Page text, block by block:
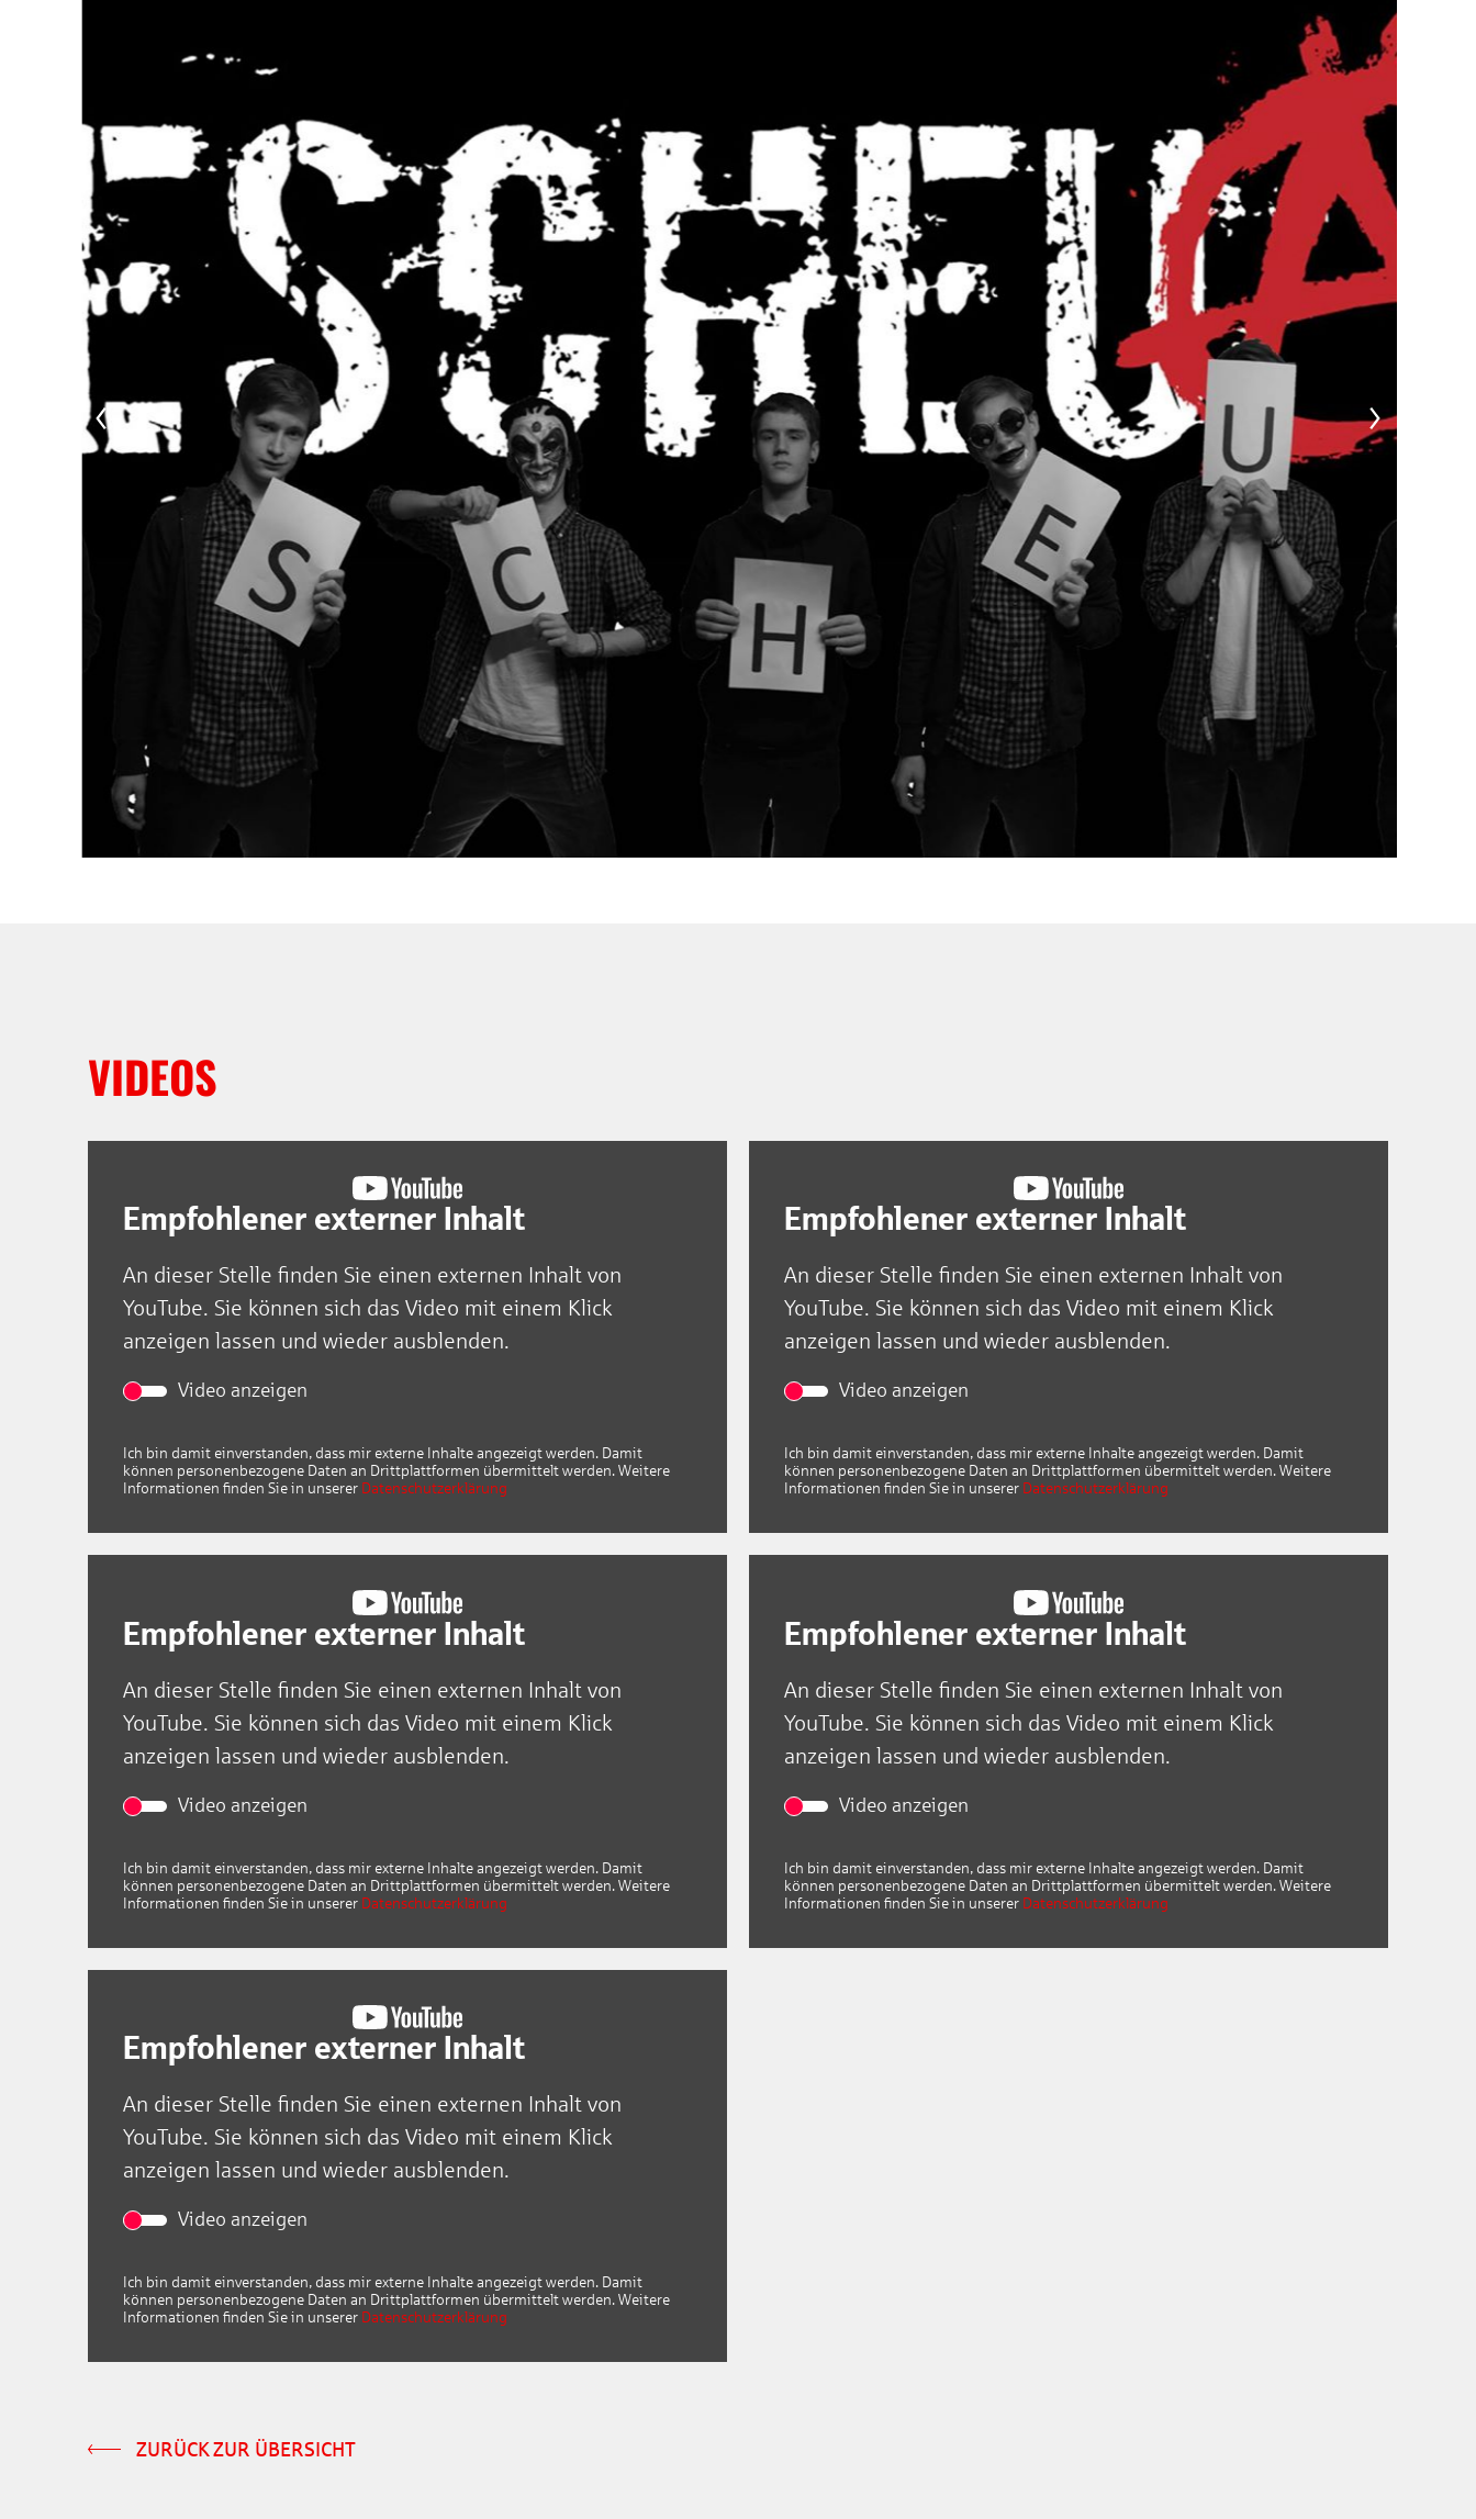
VIDEOS
Empfohlener externer Inhalt
An dieser Stelle finden Sie einen externen Inhalt von
YouTube. Sie können sich das Video mit einem Klick
anzeigen lassen und wieder ausblenden.
Video anzeigen
Ich bin damit einverstanden, dass mir externe Inhalte angezeigt werden. Damit
können personenbezogene Daten an Drittplattformen übermittelt werden. Weitere
Informationen finden Sie in unserer Datenschutzerklärung
Empfohlener externer Inhalt
An dieser Stelle finden Sie einen externen Inhalt von
YouTube. Sie können sich das Video mit einem Klick
anzeigen lassen und wieder ausblenden.
Video anzeigen
Ich bin damit einverstanden, dass mir externe Inhalte angezeigt werden. Damit
können personenbezogene Daten an Drittplattformen übermittelt werden. Weitere
Informationen finden Sie in unserer Datenschutzerklärung
Empfohlener externer Inhalt
An dieser Stelle finden Sie einen externen Inhalt von
YouTube. Sie können sich das Video mit einem Klick
anzeigen lassen und wieder ausblenden.
Video anzeigen
Ich bin damit einverstanden, dass mir externe Inhalte angezeigt werden. Damit
können personenbezogene Daten an Drittplattformen übermittelt werden. Weitere
Informationen finden Sie in unserer Datenschutzerklärung
Empfohlener externer Inhalt
An dieser Stelle finden Sie einen externen Inhalt von
YouTube. Sie können sich das Video mit einem Klick
anzeigen lassen und wieder ausblenden.
Video anzeigen
Ich bin damit einverstanden, dass mir externe Inhalte angezeigt werden. Damit
können personenbezogene Daten an Drittplattformen übermittelt werden. Weitere
Informationen finden Sie in unserer Datenschutzerklärung
Empfohlener externer Inhalt
An dieser Stelle finden Sie einen externen Inhalt von
YouTube. Sie können sich das Video mit einem Klick
anzeigen lassen und wieder ausblenden.
Video anzeigen
Ich bin damit einverstanden, dass mir externe Inhalte angezeigt werden. Damit
können personenbezogene Daten an Drittplattformen übermittelt werden. Weitere
Informationen finden Sie in unserer Datenschutzerklärung
ZURÜCK ZUR ÜBERSICHT